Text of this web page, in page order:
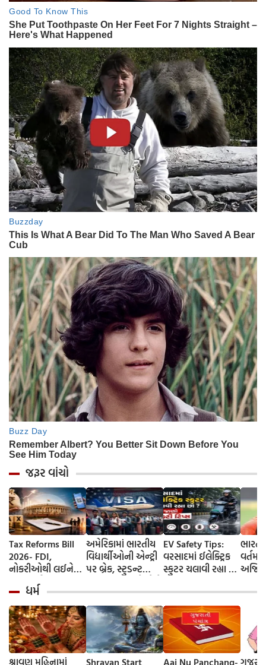
જરૂર વાંચો
Tax Reforms Bill
2026- FDI,
નોકરીઓથી લઈને
UPI ચાર્જ સુધી...
સંસદે કરવેરા સુધારા
બિલ 2026 પસાર
કર્યું; જાણો શું બદલાય
છે
અમેરિકામાં ભારતીય
વિદ્યાર્થીઓની એન્ટ્રી
પર બ્રેક, સ્ટુડન્ટ
ઘટાડો
EV Safety Tips:
વરસાદમાં ઈલેક્ટ્રિક
સ્કુટર ચલાવી રહ્યા છો
પડી શકે છે ભારે ..
જાણો સેફ્ટી ટિપ્સ
ધર્મ